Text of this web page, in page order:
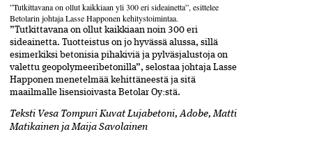
”Tutkittavana on ollut kaikkiaan yli 300 eri sideainetta”, esittelee
Betolarin johtaja Lasse Happonen kehitystoimintaa.
”Tutkittavana on ollut kaikkiaan noin 300 eri
sideainetta. Tuotteistus on jo hyvässä alussa, sillä
esimerkiksi betonisia piha­kiviä ja pylväsjalustoja on
valettu geopolymeeribetonilla”, selostaa johtaja Lasse
Happonen menetelmää kehittäneestä ja sitä
maailmalle lisensioivasta Betolar Oy:stä.
Teksti Vesa Tompuri Kuvat Lujabetoni, Adobe, Matti
Matikainen ja Maija Savolainen